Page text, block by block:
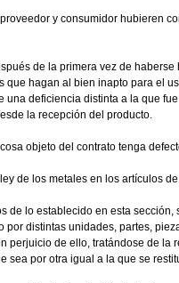
y consumidor hubieren
de la primera vez de
que hagan al bien inapto para el
una deficiencia distinta a la que
la recepción del producto.
objeto del contrato tenga
de los metales en los artículos
de lo establecido en esta
por distintas unidades, partes,
perjuicio de ello, tratándose de la
sea por otra igual a la que se